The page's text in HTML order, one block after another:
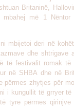
Britaninë,
më 1 Nëntor
mbijetoi deri në
dhe shtrigave
të festivalit romak të
në SHBA dhe në
përmes zhytjes për
i kungullit të grryer të
tyre përmes qirinjve